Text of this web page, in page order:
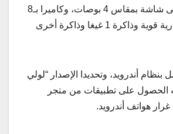
ويتوفر الهاتف على شاشة بمقاس 4 بوصات، وكاميرا بـ8
ميغا بيكسل وبطارية قوية وذاكرة 1 غيغا وذاكرة أخرى
بنظام أندرويد، وتحديدا الإصدار “لولي
الحصول على تطبيقات من متجر
هواتف أندرويد.